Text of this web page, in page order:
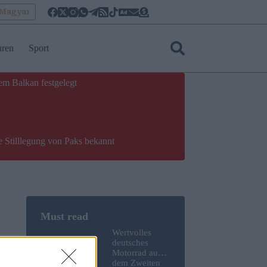
Sport
Balkan festgelegt
Stilllegung von Paks bekannt
Wertvolles
deutsches
Motorrad aus
dem Zweiten